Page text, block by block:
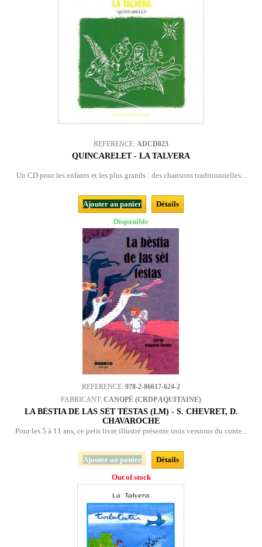
REFERENCE: ADCD023
QUINCARELET - LA TALVERA
Un CD pour les enfants et les plus grands : des chansons traditionnelles...
Ajouter au panier
Détails
Disponible
REFERENCE: 978-2-86617-624-2
FABRICANT: CANOPÉ (CRDP AQUITAINE)
LA BÈSTIA DE LAS SÈT TÈSTAS (LM) - S. CHEVRET, D.
CHAVAROCHE
Pour les 5 à 11 ans, ce petit livre illustré présente trois versions du conte...
Ajouter au panier
Détails
Out of stock